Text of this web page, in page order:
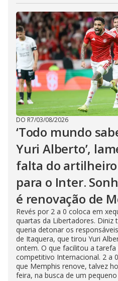
DO R7/03/08/2026
‘Todo mundo
Yuri Alberto’,
falta do
para o Inter.
é renovação de
Revés por 2 a 0 coloca em
quartas da Libertadores. Diniz
queria detonar os
de Itaquera, que tirou Yuri
ontem. O que facilitou a
competitivo Internacional. 2 a
que Memphis renove, talvez
feira, na busca de um pequeno